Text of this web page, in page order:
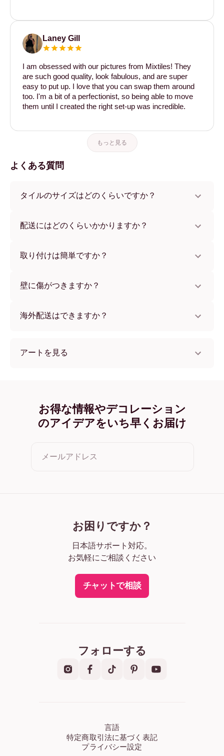
Laney Gill
I am obsessed with our pictures from Mixtiles! They
are such good quality, look fabulous, and are super
easy to put up. I love that you can swap them around
too. I'm a bit of a perfectionist, so being able to move
them until I created the right set-up was incredible.
もっと見る
よくある質問
タイルのサイズはどのくらいですか？
フレームカラーからお選びいただけます。
配送にはどのくらいかかりますか？
用いただけます。ご注文後、追跡番号をお知らせします。
取り付けは簡単ですか？
をつけないため、賃貸のお部屋でも安心してお使いいただ
壁に傷がつきますか？
海外配送はできますか？
アートを見る
Palms by the arch オーク
Palms by the arch ワイド ブラック
Palms by the arch ワイド ホワイト
お得な情報やデコレーション
のアイデアをいち早くお届け
メールアドレス
お困りですか？
日本語サポート対応。
お気軽にご相談ください
チャットで相談
フォローする
言語
特定商取引法に基づく表記
プライバシー設定